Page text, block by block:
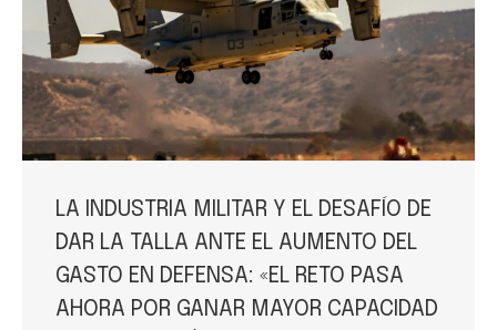
LA INDUSTRIA MILITAR Y EL DESAFÍO DE
DAR LA TALLA ANTE EL AUMENTO DEL
GASTO EN DEFENSA: «EL RETO PASA
AHORA POR GANAR MAYOR CAPACIDAD